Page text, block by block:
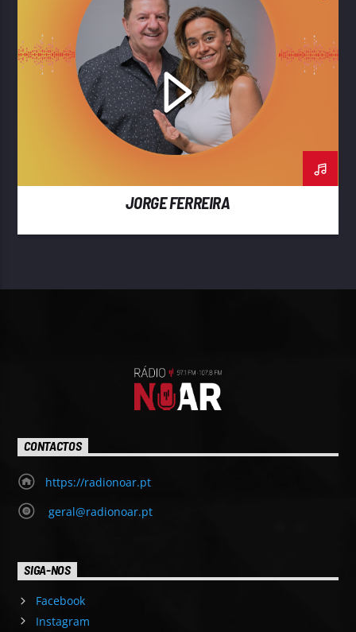
JORGE FERREIRA
CONTACTOS
https://radionoar.pt
geral@radionoar.pt
SIGA-NOS
Facebook
Instagram